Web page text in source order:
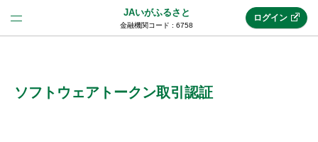
JAいがふるさと
金融機関コード : 6758
(法人JAネットバンク)
ログイン
ソフトウェアトークン取引認証